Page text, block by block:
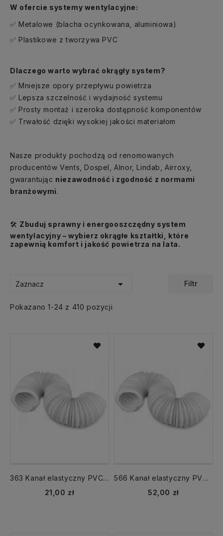
W ofercie systemy wentylacyjne:
✅ Metalowe (blacha ocynkowana, aluminiowa)
✅ Plastikowe z tworzywa PVC
Dlaczego warto wybrać okrągły system?
✅ Mniejsze opory przepływu powietrza
✅ Lepsza szczelność i wydajność systemu
✅ Prosty montaż i szeroka dostępność komponentów
✅ Trwałość dzięki wysokiej jakości materiałom
Nasze produkty pochodzą od renomowanych
producentów Vents, Dospel, Alnor, Lindab, Airroxy,
gwarantując niezawodność i zgodność z normami
branżowymi.
🛠️ Zbuduj sprawny i energooszczędny system
wentylacyjny – wybierz okrągłe kształtki, które
zapewnią komfort i jakość powietrza na lata.
Zaznacz  Filtr
Pokazano 1-24 z 410 pozycji
363 Kanał elastyczny PVC fi 100 mm długość 3m rura Vents
21,00 zł
566 Kanał elastyczny PVC fi 125 mm długość 6m rura Vents
52,00 zł